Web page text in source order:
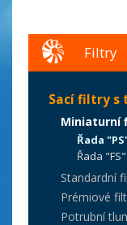
Filtry
Sací filtry s
Miniaturní
Řada
Řada
Standardní
Prémiové
Potrubní